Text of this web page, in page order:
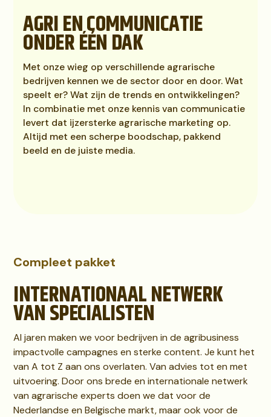
AGRI EN COMMUNICATIE
ONDER ÉÉN DAK
Met onze wieg op verschillende agrarische
bedrijven kennen we de sector door en door. Wat
speelt er? Wat zijn de trends en ontwikkelingen?
In combinatie met onze kennis van communicatie
levert dat ijzersterke agrarische marketing op.
Altijd met een scherpe boodschap, pakkend
beeld en de juiste media.
Compleet pakket
INTERNATIONAAL NETWERK
VAN SPECIALISTEN
Al jaren maken we voor bedrijven in de agribusiness
impactvolle campagnes en sterke content. Je kunt het
van A tot Z aan ons overlaten. Van advies tot en met
uitvoering. Door ons brede en internationale netwerk
van agrarische experts doen we dat voor de
Nederlandse en Belgische markt, maar ook voor de